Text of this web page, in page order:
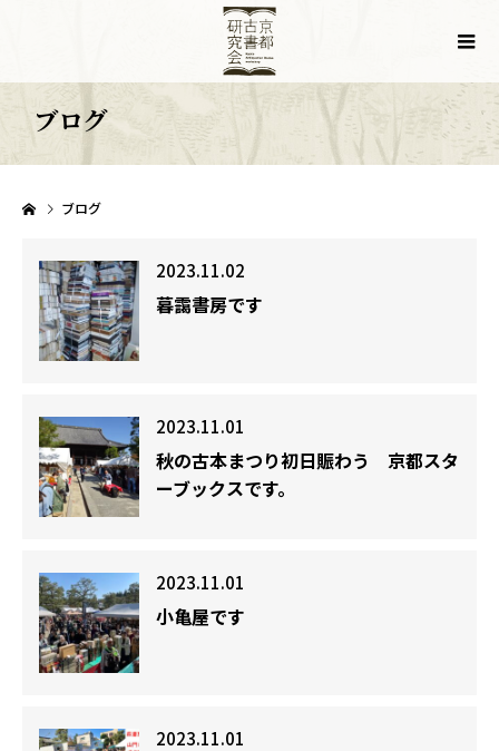
ブログ
ブログ
2023.11.02
暮靄書房です
2023.11.01
秋の古本まつり初日賑わう 京都スタ
ーブックスです。
2023.11.01
小亀屋です
2023.11.01